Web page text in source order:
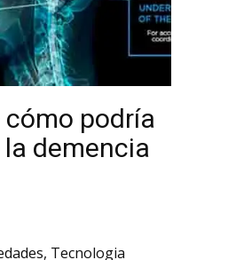
cómo podría
demencia
, Tecnologia